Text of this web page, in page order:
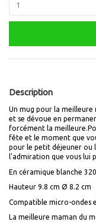
Description
Un mug pour la
et se dévoue en
forcément la
fête et le moment que
pour le petit déjeuner ou
l'admiration que vous lui
En céramique blanche 320
Hauteur 9.8 cm Ø 8.2 cm
Compatible micro-ondes
La meilleure maman du